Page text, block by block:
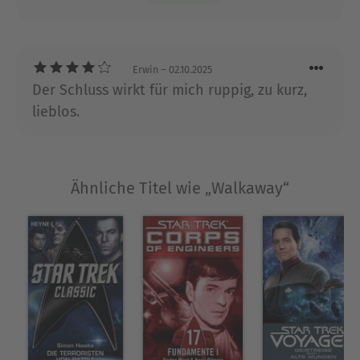
Erwin – 02.10.2025
Der Schluss wirkt für mich ruppig, zu kurz,
lieblos.
Ähnliche Titel wie „Walkaway“